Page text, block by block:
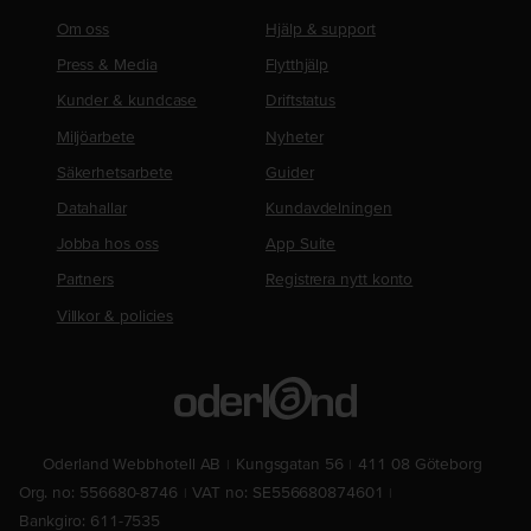
Om oss
Press & Media
Kunder & kundcase
Miljöarbete
Säkerhetsarbete
Datahallar
Jobba hos oss
Partners
Villkor & policies
Hjälp & support
Flytthjälp
Driftstatus
Nyheter
Guider
Kundavdelningen
App Suite
Registrera nytt konto
Oderland Webbhotell AB Kungsgatan 56
411 08 Göteborg
Org. no: 556680-8746
VAT no: SE556680874601
Bankgiro: 611-7535